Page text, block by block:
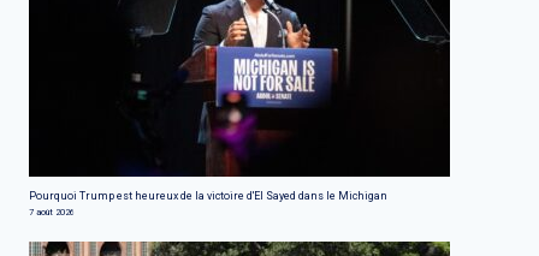
Pourquoi Trump est heureux de la victoire d'El Sayed dans le Michigan
7 août 2026